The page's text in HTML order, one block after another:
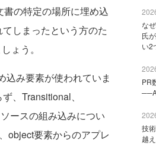
の特定の場所に埋め込
しまったという方のた
ょう。
み要素が使われていま
、Transitional、
ースの組み込みについ
object要素からのアプレ
な
氏
い2
PR
技
越